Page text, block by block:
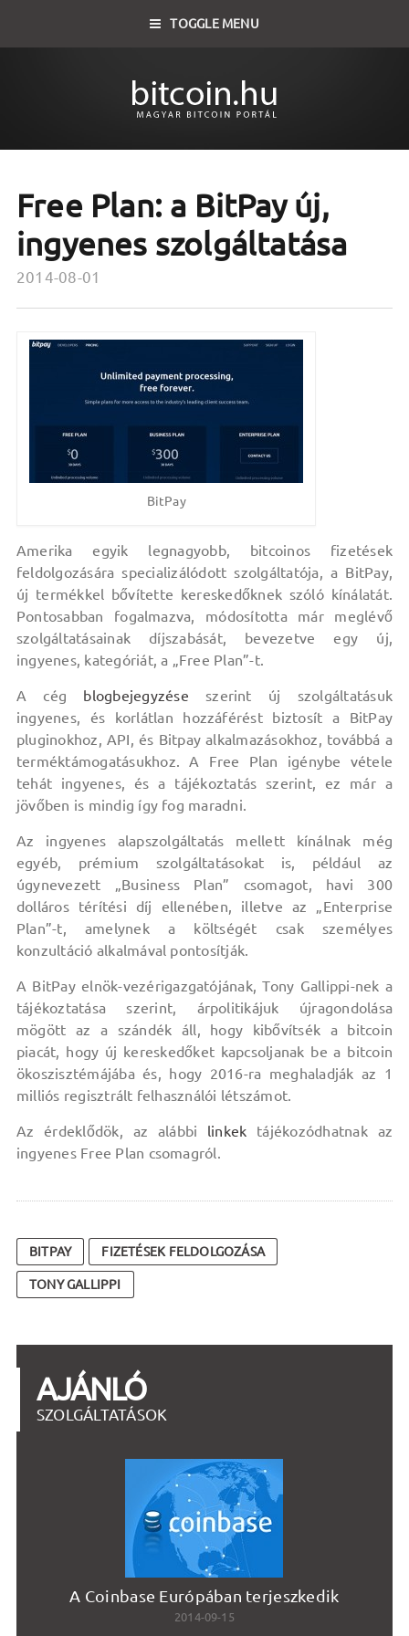
TOGGLE MENU
Free Plan: a BitPay új,
ingyenes szolgáltatása
2014-08-01
BitPay
Amerika egyik legnagyobb, bitcoinos fizetések
feldolgozására specializálódott szolgáltatója, a BitPay,
új termékkel bővítette kereskedőknek szóló kínálatát.
Pontosabban fogalmazva, módosította már meglévő
szolgáltatásainak díjszabását, bevezetve egy új,
ingyenes, kategóriát, a „Free Plan”-t.
A cég blogbejegyzése szerint új szolgáltatásuk
ingyenes, és korlátlan hozzáférést biztosít a BitPay
pluginokhoz, API, és Bitpay alkalmazásokhoz, továbbá a
terméktámogatásukhoz. A Free Plan igénybe vétele
tehát ingyenes, és a tájékoztatás szerint, ez már a
jövőben is mindig így fog maradni.
Az ingyenes alapszolgáltatás mellett kínálnak még
egyéb, prémium szolgáltatásokat is, például az
úgynevezett „Business Plan” csomagot, havi 300
dolláros térítési díj ellenében, illetve az „Enterprise
Plan”-t, amelynek a költségét csak személyes
konzultáció alkalmával pontosítják.
A BitPay elnök-vezérigazgatójának, Tony Gallippi-nek a
tájékoztatása szerint, árpolitikájuk újragondolása
mögött az a szándék áll, hogy kibővítsék a bitcoin
piacát, hogy új kereskedőket kapcsoljanak be a bitcoin
ökoszisztémájába és, hogy 2016-ra meghaladják az 1
milliós regisztrált felhasználói létszámot.
Az érdeklődök, az alábbi linkek tájékozódhatnak az
ingyenes Free Plan csomagról.
BITPAY FIZETÉSEK FELDOLGOZÁSA
TONY GALLIPPI
AJÁNLÓ
SZOLGÁLTATÁSOK
A Coinbase Európában terjeszkedik
2014-09-15